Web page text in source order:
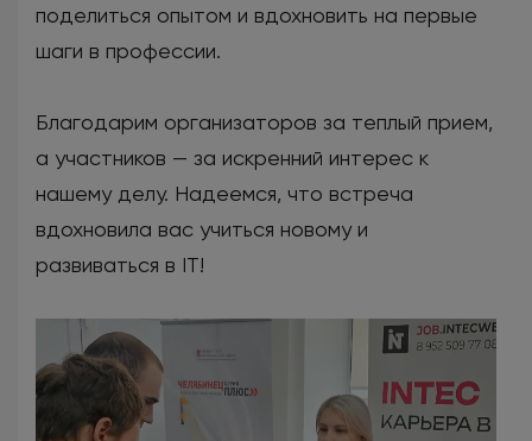
поделиться опытом и вдохновить на первые
шаги в профессии.
Благодарим организаторов за теплый прием,
а участников — за искренний интерес к
нашему делу. Надеемся, что встреча
вдохновила вас учиться новому и
развиваться в IT!